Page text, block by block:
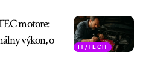
IT/TECH
motore:
výkon, o